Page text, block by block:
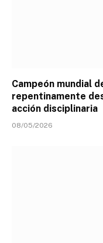
Campeón mundial
repentinamente
acción disciplinaria
08/05/2026